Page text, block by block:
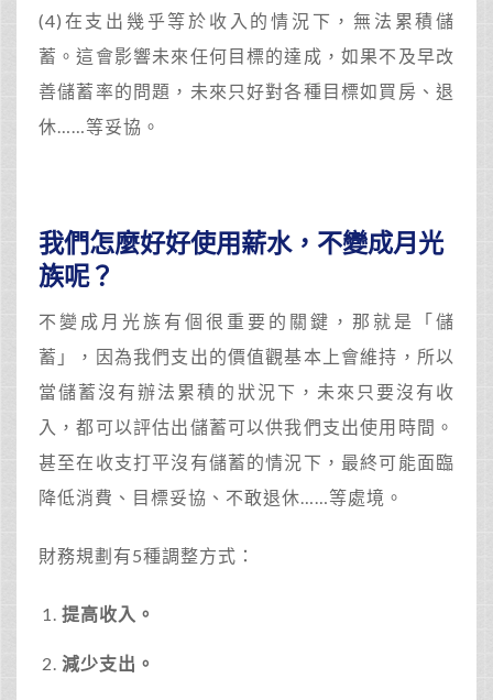
(4)在支出幾乎等於收入的情況下，無法累積儲
蓄。這會影響未來任何目標的達成，如果不及早改
善儲蓄率的問題，未來只好對各種目標如買房、退
休……等妥協。
我們怎麼好好使用薪水，不變成月光
族呢？
不變成月光族有個很重要的關鍵，那就是「儲
蓄」，因為我們支出的價值觀基本上會維持，所以
當儲蓄沒有辦法累積的狀況下，未來只要沒有收
入，都可以評估出儲蓄可以供我們支出使用時間。
甚至在收支打平沒有儲蓄的情況下，最終可能面臨
降低消費、目標妥協、不敢退休……等處境。
財務規劃有5種調整方式：
提高收入。
減少支出。